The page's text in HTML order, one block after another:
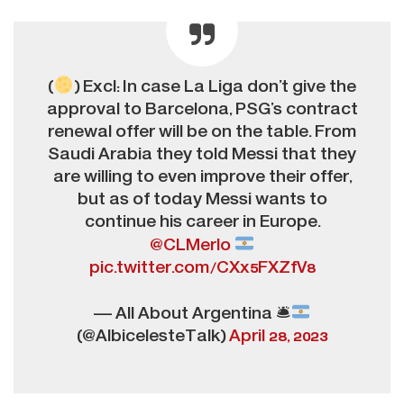
(
) Excl: In case La Liga don’t give the
approval to Barcelona, PSG’s contract
renewal offer will be on the table. From
Saudi Arabia they told Messi that they
are willing to even improve their offer,
but as of today Messi wants to
continue his career in Europe.
@CLMerlo
pic.twitter.com/CXx5FXZfV8
— All About Argentina 🛎
(@AlbicelesteTalk)April 28, 2023